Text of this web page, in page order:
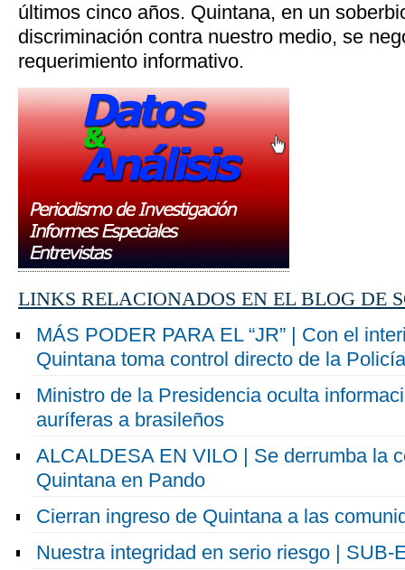
últimos cinco años. Quintana, en un
discriminación contra nuestro medio, se
requerimiento informativo.
LINKS RELACIONADOS EN EL BLOG DE
MÁS PODER PARA EL “JR” | Con el
Quintana toma control directo de la Policía
Ministro de la Presidencia oculta
auríferas a brasileños
ALCALDESA EN VILO | Se derrumba la
Quintana en Pando
Cierran ingreso de Quintana a las
Nuestra integridad en serio riesgo | SUB-